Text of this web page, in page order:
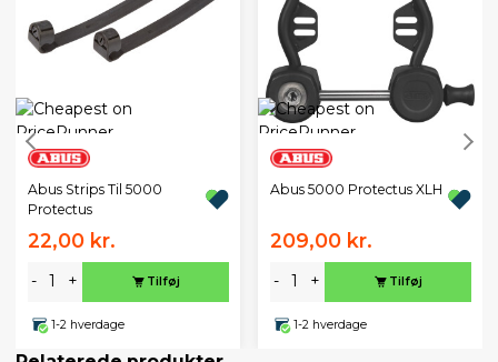
Abus Strips Til 5000
Protectus
22,00 kr.
- + Tilføj
1-2 hverdage
Abus 5000 Protectus XLH
209,00 kr.
- + Tilføj
1-2 hverdage